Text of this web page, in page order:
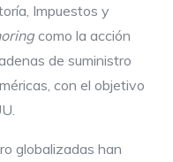
Impuestos y
como la acción
de suministro
con el objetivo
globalizadas han